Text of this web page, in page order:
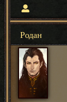
Родан